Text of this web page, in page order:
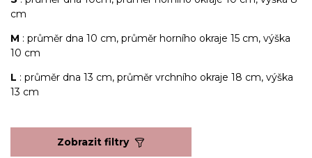
cm
M : průměr dna 10 cm, průměr horního okraje 15 cm, výška
10 cm
L : průměr dna 13 cm, průměr vrchního okraje 18 cm, výška
13 cm
Zobrazit filtry